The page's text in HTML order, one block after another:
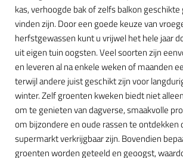
kas, verhoogde bak of zelfs balkon
vinden zijn. Door een goede keuze van
herfstgewassen kunt u vrijwel het hele jaar
uit eigen tuin oogsten. Veel soorten zijn
en leveren al na enkele weken of maanden
terwijl andere juist geschikt zijn voor
winter. Zelf groenten kweken biedt niet
om te genieten van dagverse, smaakvolle
om bijzondere en oude rassen te ontdekken
supermarkt verkrijgbaar zijn. Bovendien
groenten worden geteeld en geoogst,